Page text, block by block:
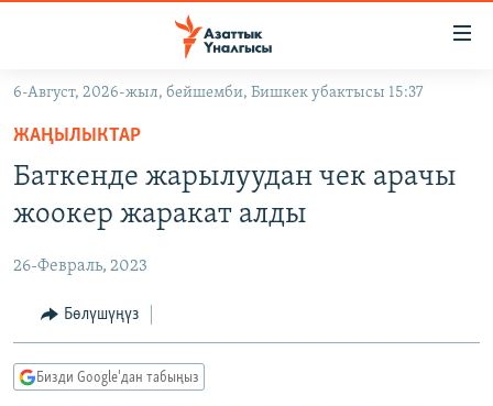
Навигацияга
өтүңүз
Издөөгө
салыңыз
ЭКОНОМИКА
МАДАНИЯТ
БОРБОР АЗИЯ
УКРАИНА
АТАЙЫН ИЛИКТӨӨ
ТВ ПРОГРАММАЛАР
ЭКСПЕРТТЕР ТАЛДАЙТ
ӨЗГӨЧӨ ПИКИР
6-Август, 2026-жыл, бейшемби, Бишкек убактысы 15:37
ЖАҢЫЛЫКТАР
Баткенде жарылуудан чек арачы
жоокер жаракат алды
26-Февраль, 2023
Бөлүшүңүз
Бизди Google'дан табыңыз